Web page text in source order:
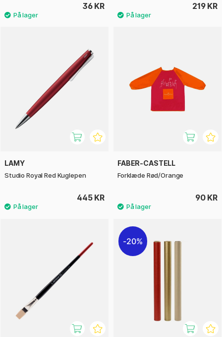
36 KR 219 KR
LAMY
Studio Royal Red Kuglepen
445 KR
FABER-CASTELL
Forklæde Rød/Orange
90 KR
20%